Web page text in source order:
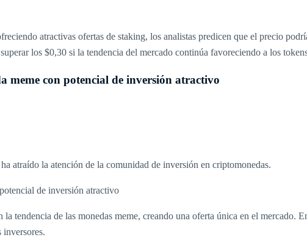
atractivas ofertas de staking, los analistas predicen que el precio
los $0,30 si la tendencia del mercado continúa favoreciendo a los
con potencial de inversión atractivo
atraído la atención de la comunidad de inversión en criptomonedas.
tendencia de las monedas meme, creando una oferta única en el mercado.